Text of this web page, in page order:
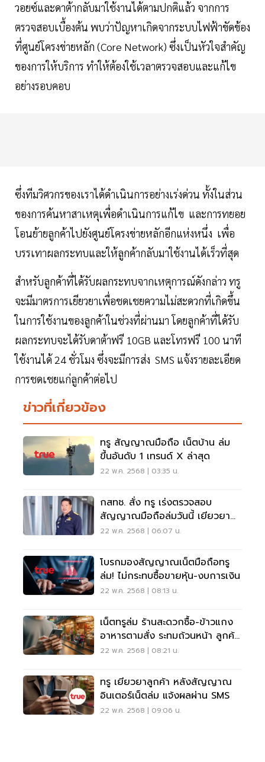
วอยซ์และดาต้ากลับมาใช้งานได้ตามปกติแล้ว จากการ
ตรวจสอบเบื้องต้น พบว่าปัญหาเกิดจากระบบไฟฟ้าขัดข้อง
ที่ศูนย์โครงข่ายหลัก (Core Network) ซึ่งเป็นหัวใจสำคัญ
ของการให้บริการ ทำให้ต้องใช้เวลาตรวจสอบและแก้ไข
อย่างรอบคอบ
ซึ่งทีมวิศวกรของเราได้ดำเนินการอย่างเร่งด่วน ทั้งในส่วน
ของการค้นหาสาเหตุเพื่อดำเนินการแก้ไข และการทยอย
โอนย้ายลูกค้าไปยังศูนย์โครงข่ายหลักอีกแห่งหนึ่ง เพื่อ
บรรเทาผลกระทบและให้ลูกค้ากลับมาใช้งานได้เร็วที่สุด
สำหรับลูกค้าที่ได้รับผลกระทบจากเหตุการณ์ดังกล่าว ทรู
จะมีมาตรการเยียวยาเพื่อชดเชยความไม่สะดวกที่เกิดขึ้น
ในการใช้งานของลูกค้าในช่วงที่ผ่านมา โดยลูกค้าที่ได้รับ
ผลกระทบจะได้รับดาต้าฟรี 10GB และโทรฟรี 100 นาที
ใช้งานได้ 24 ชั่วโมง ซึ่งจะมีการส่ง SMS แจ้งรายละเอียด
การชดเชยแก่ลูกค้าต่อไป
ข่าวที่เกี่ยวข้อง
ทรู สัญญาณมือถือ เน็ตบ้าน ล่ม
ขึ้นอันดับ 1 เทรนด์ X ล่าสุด
22 พ.ค. 2568 | 03:35 น.
กสทช. สั่ง ทรู เร่งตรวจสอบ
สัญญาณมือถือล่มวันนี้ เยียวยา
ลูกค้า
22 พ.ค. 2568 | 06:07 น.
โบรกมองสัญญาณเน็ตมือถือทรู
ล่ม! ไม่กระทบซื้อขายหุ้น-งบการเงิน
22 พ.ค. 2568 | 08:13 น.
เน็ตทรูล่ม ร้านสะดวกซื้อ-ข้าวแกง
อาหารตามสั่ง ระทมถ้วนหน้า ลูกค้า
จ่ายเงินไม่ได้
22 พ.ค. 2568 | 08:21 น.
ทรู เยียวยาลูกค้า หลังสัญญาณ
อินเตอร์เน็ตล่ม แจ้งผลผ่าน SMS
22 พ.ค. 2568 | 09:06 น.